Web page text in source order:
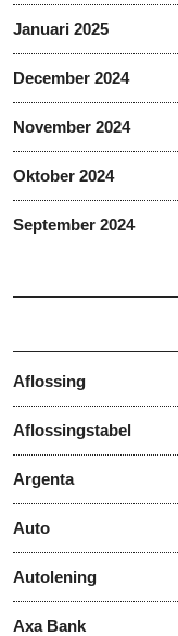
Januari 2025
December 2024
November 2024
Oktober 2024
September 2024
Aflossing
Aflossingstabel
Argenta
Auto
Autolening
Axa Bank